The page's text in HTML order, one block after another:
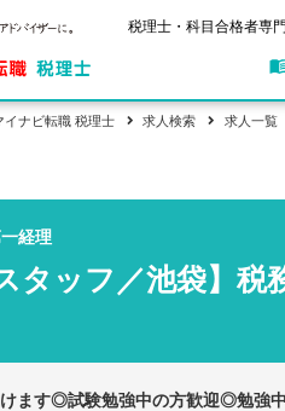
税理士・科目合格者専
マイナビ転
転職成功事
ご状況別転職ガイド
はじめての転職の方へ
税理士試験情報
試験科目の一覧と概要
保有資格別求人情報
税理士科目合格の転職
イナビ転職 税理士 求人検索 求人一覧
経理
タッフ／池袋】
ます◎試験勉強中の方歓迎◎勉強